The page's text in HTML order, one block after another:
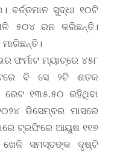
ସୁଦ୍ଧା ୧୦ଟି
୫୦୪ ରନ କରିଛନ୍ତି।
ଫର୍ମାଟ ମ୍ୟାଚ୍‌ରେ ୪୫୮
ବି ସେ ୨ଟି ଶତକ
ରେଟ ୧୩୫.୫୦ ରହିଥିବା
ଡିସେମ୍ବର ମାସରେ
ଟ୍ରଫିରେ ଆୟୁଷ ୧୧୭
ଖେଳି ସମସ୍ତଙ୍କ ଦୃଷ୍ଟି